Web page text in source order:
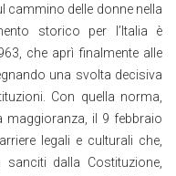
cammino delle donne nella
storico per l’Italia è
che aprì finalmente alle
una svolta decisiva
Con quella norma,
maggioranza, il 9 febbraio
legali e culturali che,
dalla Costituzione,